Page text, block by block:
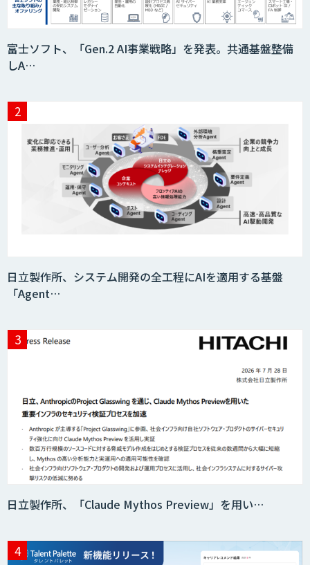
タ収集・作成
JOINT AI Flow byGMO
Acompany セキュアチャット
AI価格調査ツールSmapra
secondz Agentsense
富士ソフト、「Gen.2 AI事業戦略」を発表。共通基盤整備
しA…
日立製作所、システム開発の全工程にAIを適用する基盤
「Agent…
日立製作所、「Claude Mythos Preview」を用い…